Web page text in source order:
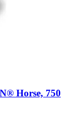
Horse, 750